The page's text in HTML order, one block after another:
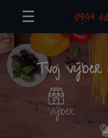
☰ 0949
Tvoj výber
1. Výber